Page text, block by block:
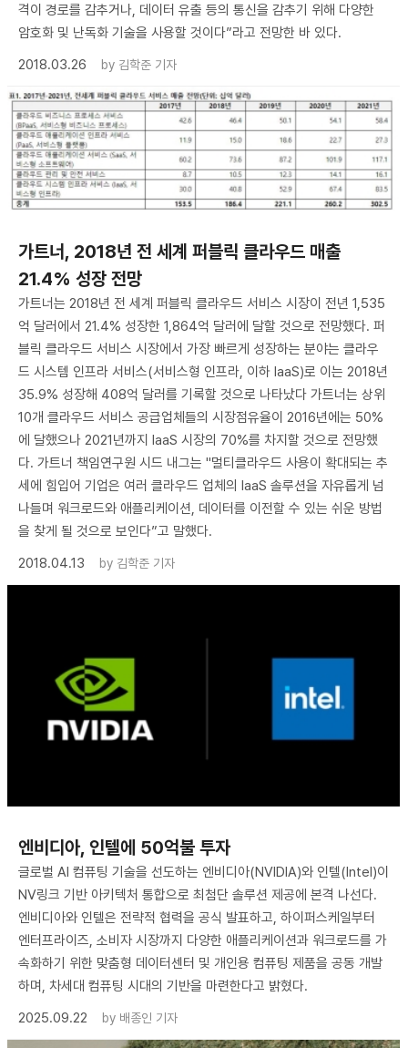
격이 경로를 감추거나, 데이터 유출 등의 통신을 감추기 위해 다양한
암호화 및 난독화 기술을 사용할 것이다”라고 전망한 바 있다.
2018.03.26
by 김학준 기자
가트너, 2018년 전 세계 퍼블릭 클라우드 매출
21.4% 성장 전망
가트너는 2018년 전 세계 퍼블릭 클라우드 서비스 시장이 전년 1,535
억 달러에서 21.4% 성장한 1,864억 달러에 달할 것으로 전망했다. 퍼
블릭 클라우드 서비스 시장에서 가장 빠르게 성장하는 분야는 클라우
드 시스템 인프라 서비스(서비스형 인프라, 이하 IaaS)로 이는 2018년
35.9% 성장해 408억 달러를 기록할 것으로 나타났다 가트너는 상위
10개 클라우드 서비스 공급업체들의 시장점유율이 2016년에는 50%
에 달했으나 2021년까지 IaaS 시장의 70%를 차지할 것으로 전망했
다. 가트너 책임연구원 시드 내그는 "멀티클라우드 사용이 확대되는 추
세에 힘입어 기업은 여러 클라우드 업체의 IaaS 솔루션을 자유롭게 넘
나들며 워크로드와 애플리케이션, 데이터를 이전할 수 있는 쉬운 방법
을 찾게 될 것으로 보인다”고 말했다.
2018.04.13
by 김학준 기자
엔비디아, 인텔에 50억불 투자
글로벌 AI 컴퓨팅 기술을 선도하는 엔비디아(NVIDIA)와 인텔(Intel)이
NV링크 기반 아키텍처 통합으로 최첨단 솔루션 제공에 본격 나선다.
엔비디아와 인텔은 전략적 협력을 공식 발표하고, 하이퍼스케일부터
엔터프라이즈, 소비자 시장까지 다양한 애플리케이션과 워크로드를 가
속화하기 위한 맞춤형 데이터센터 및 개인용 컴퓨팅 제품을 공동 개발
하며, 차세대 컴퓨팅 시대의 기반을 마련한다고 밝혔다.
2025.09.22
by 배종인 기자